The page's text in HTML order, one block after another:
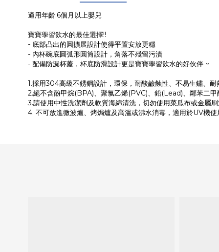
適用年齡:6個月以上嬰兒
寶寶學習飲水的最佳選擇!!
- 底部凸出的圓擴展設計使得平置安放更穩
- 內杯碗底圓弧形圓筒設計，角落不殘留污漬
- 配備防漏杯蓋，杯底防滑設計更是寶寶學習飲水的好伙伴 ~
1.採用304高級不銹鋼設計，環保，耐酸鹼蝕性、不易生鏽
2.絕不含酚甲烷(BPA)、聚氯乙烯(PVC)、鉛(Lead)、鄰苯二
3.請使用中性洗潔劑及軟質海綿清洗，切勿使用菜瓜布或金屬
4. 不可放進微波爐、烤焗爐及高溫或沸水消毒，適用於UV機使